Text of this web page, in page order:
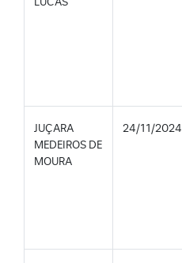
JUÇARA
MEDEIROS DE
MOURA
24/11/2024